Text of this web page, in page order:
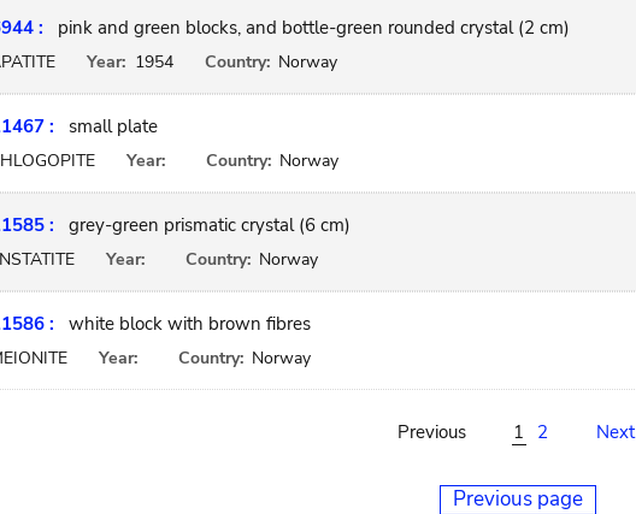
: pink and green blocks, and bottle-green rounded crystal (2 cm)
Year: 1954 Country: Norway
: small plate
Year: Country: Norway
: grey-green prismatic crystal (6 cm)
Year: Country: Norway
: white block with brown fibres
Year: Country: Norway
Previous 1 2 Next
Previous page